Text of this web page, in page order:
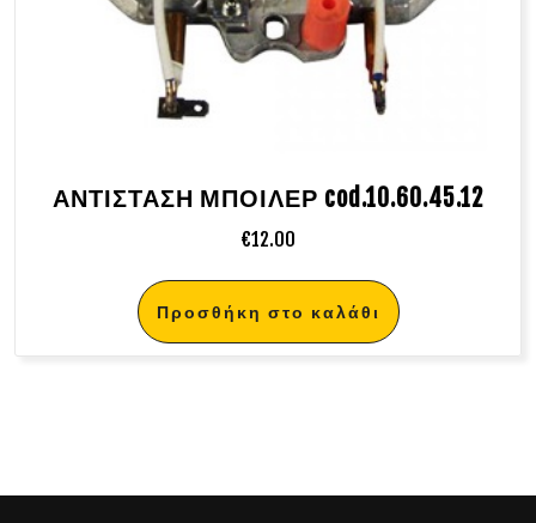
ΑΝΤΙΣΤΑΣΗ ΜΠΟΙΛΕΡ cod.10.60.45.12
€12.00
Προσθήκη στο καλάθι